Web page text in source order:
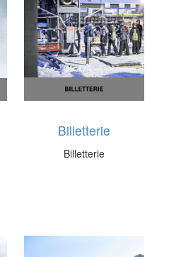
Billetterie
Billetterie